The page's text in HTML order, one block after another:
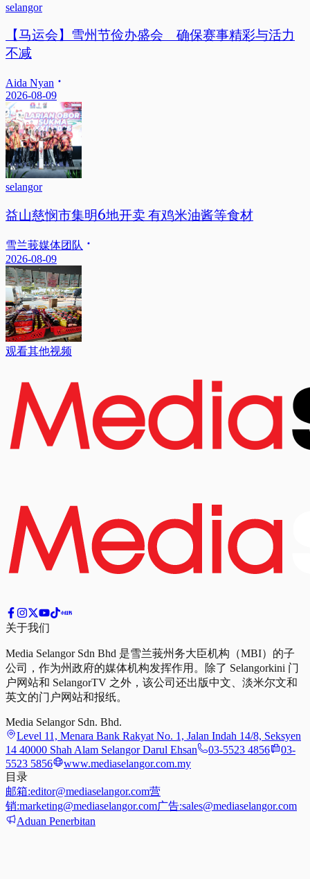
selangor
【马运会】雪州节俭办盛会 确保赛事精彩与活力
不减
Aida Nyan
2026-08-09
selangor
益山慈悯市集明6地开卖 有鸡米油酱等食材
雪兰莪媒体团队
2026-08-09
观看其他视频
关于我们
Media Selangor Sdn Bhd 是雪兰莪州务大臣机构（MBI）的子
公司，作为州政府的媒体机构发挥作用。除了 Selangorkini 门
户网站和 SelangorTV 之外，该公司还出版中文、淡米尔文和
英文的门户网站和报纸。
Media Selangor Sdn. Bhd.
Level 11, Menara Bank Rakyat No. 1, Jalan Indah 14/8, Seksyen
14 40000 Shah Alam Selangor Darul Ehsan
03-5523 4856
03-
5523 5856
www.mediaselangor.com.my
目录
邮箱:editor@mediaselangor.com营
销:marketing@mediaselangor.com广告:sales@mediaselangor.com
Aduan Penerbitan